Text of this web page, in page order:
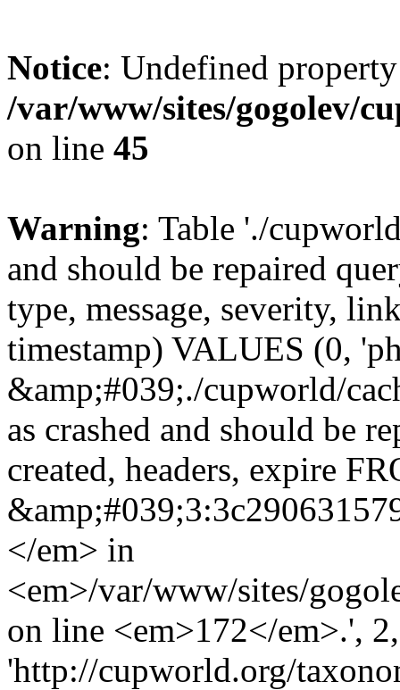
Notice: Undefined
/var/www/sites/gogolev/
on line 45
Warning: Table './
and should be repaired
type, message, severity,
timestamp) VALUES (0,
&amp;#039;./cupworld/
as crashed and should be
created, headers, expire
</em> in
<em>/var/www/sites/
on line <em>172</em>.',
'http://cupworld.org/